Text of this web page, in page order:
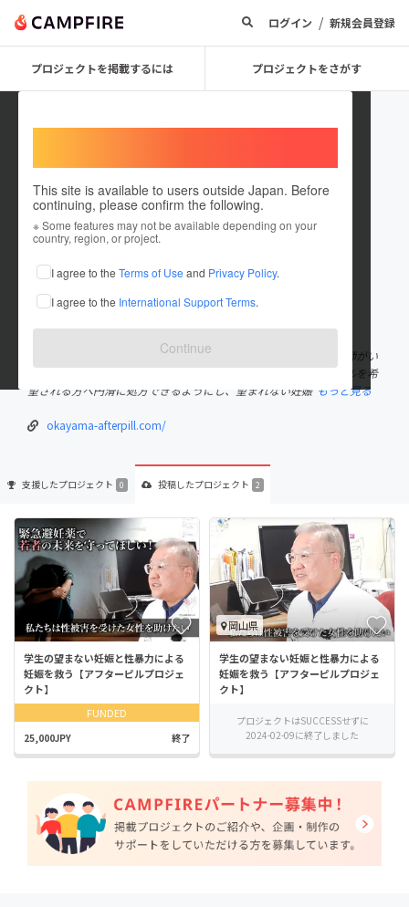
ログイン / 新規会員登録
プロジェクトを掲載するには プロジェクトをさがす
This site is available to users outside Japan. Before
continuing, please confirm the following.
※ Some features may not be available depending on your
country, region, or project.
I agree to the Terms of Use and Privacy Policy.
I agree to the International Support Terms.
Continue
oapp
これまでに2件のプロジェクトを投稿しています
在住国：日本 現在地：未設定
出身国：日本 出身地：未設定
岡山県内のアフターピル（緊急経口避妊薬）の研修を受けた薬剤師がい
る薬局と病院・医院（産婦人科）が連携することで、アフターピルを希
望される方へ円滑に処方できるようにし、望まれない妊娠 もっと見る
okayama-afterpill.com/
支援したプロジェクト 0 投稿したプロジェクト 2
学生の望まない妊娠と性暴力による
妊娠を救う【アフターピルプロジェ
クト】
FUNDED
25,000JPY 終了
岡山県
学生の望まない妊娠と性暴力による
妊娠を救う【アフターピルプロジェ
クト】
プロジェクトはSUCCESSせずに
2024-02-09に終了しました